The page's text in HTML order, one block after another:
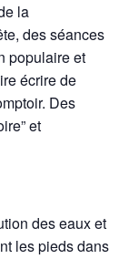
la
des séances
populaire et
écrire de
Des
et
des eaux et
les pieds dans